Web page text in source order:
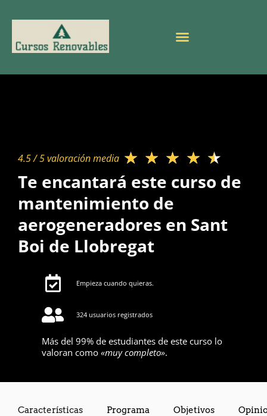
4.5 / 5 valoración media​ ★ ★ ★ ★ ★
Te encantará este curso de
mantenimiento de
aerogeneradores en Sant
Boi de Llobregat
Empieza cuando quieras.
324 usuarios registrados
Más del 99% de estudiantes de este curso lo
valoran como «muy completo».
Características Programa Objetivos